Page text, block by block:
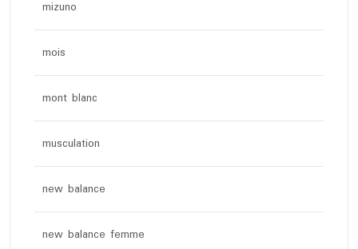
mizuno
mois
mont blanc
musculation
new balance
new balance femme